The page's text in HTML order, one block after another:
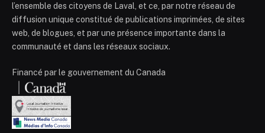
l’ensemble des citoyens de Laval, et ce, par notre réseau de
diffusion unique constitué de publications imprimées, de sites
web, de blogues, et par une présence importante dans la
communauté et dans les réseaux sociaux.
Financé par le gouvernement du Canada